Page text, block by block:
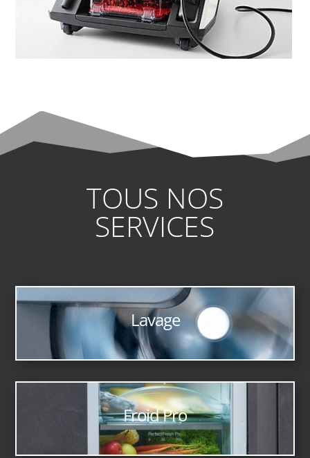
TOUS NOS
SERVICES
Lavage
Froid Pro